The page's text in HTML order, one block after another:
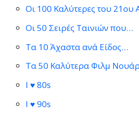
Οι 100 Καλύτερες του 21ου
Οι 50 Σειρές Ταινιών που…
Τα 10 Άχαστα ανά Είδος…
Τα 50 Καλύτερα Φιλμ Νουάρ
I ♥ 80s
I ♥ 90s